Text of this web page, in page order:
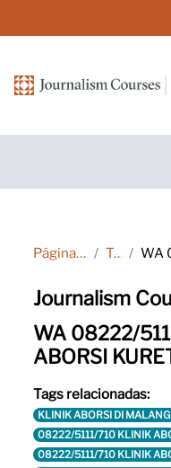
Página inicial Tags
Journalism
WA 08222/
ABORSI
Tags relacionadas:
KLINIK ABORSI DI
08222/5111/710 KLINIK
08222/5111/710 KLINIK